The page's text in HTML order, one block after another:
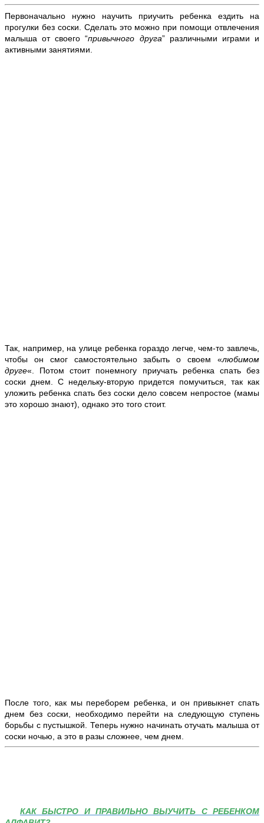
Первоначально нужно научить приучить ребенка ездить на
прогулки без соски. Сделать это можно при помощи отвлечения
малыша от своего “привычного друга” различными играми и
активными занятиями.
Так, например, на улице ребенка гораздо легче, чем-то завлечь,
чтобы он смог самостоятельно забыть о своем «любимом
друге«. Потом стоит понемногу приучать ребенка спать без
соски днем. С недельку-вторую придется помучиться, так как
уложить ребенка спать без соски дело совсем непростое (мамы
это хорошо знают), однако это того стоит.
После того, как мы переборем ребенка, и он привыкнет спать
днем без соски, необходимо перейти на следующую ступень
борьбы с пустышкой. Теперь нужно начинать отучать малыша от
соски ночью, а это в разы сложнее, чем днем.
КАК БЫСТРО И ПРАВИЛЬНО ВЫУЧИТЬ С РЕБЕНКОМ